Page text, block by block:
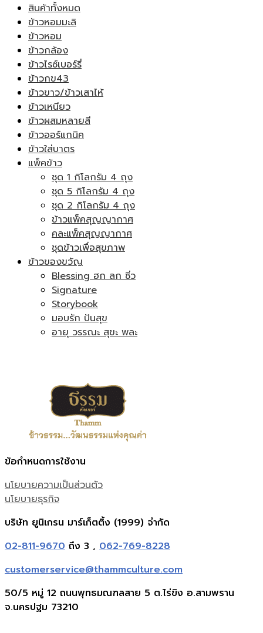
สินค้าทั้งหมด
ข้าวหอมมะลิ
ข้าวหอม
ข้าวกล้อง
ข้าวไรซ์เบอร์รี่
ข้าวกข43
ข้าวขาว/ข้าวเสาไห้
ข้าวเหนียว
ข้าวผสมหลายสี
ข้าวออร์แกนิค
ข้าวใส่บาตร
แพ็คข้าว
ชุด 1 กิโลกรัม 4 ถุง
ชุด 5 กิโลกรัม 4 ถุง
ชุด 2 กิโลกรัม 4 ถุง
ข้าวแพ็คสุญญากาศ
คละแพ็คสุญญากาศ
ชุดข้าวเพื่อสุขภาพ
ข้าวของขวัญ
Blessing ฮก ลก ซิ่ว
Signature
Storybook
มอบรัก ปันสุข
อายุ วรรณะ สุขะ พละ
ข้อกำหนดการใช้งาน
นโยบายความเป็นส่วนตัว
นโยบายธุรกิจ
บริษัท ยูนิเกรน มาร์เก็ตติ้ง (1999) จำกัด
02-811-9670 ถึง 3 , 062-769-8228
customerservice@thammculture.com
50/5 หมู่ 12 ถนนพุทธมณฑลสาย 5 ต.ไร่ขิง อ.สามพราน
จ.นครปฐม 73210